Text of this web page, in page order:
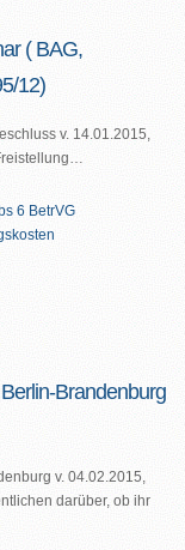
( BAG,
12)
v. 14.01.2015,
6 BetrVG
Brandenburg
v. 04.02.2015,
darüber, ob ihr